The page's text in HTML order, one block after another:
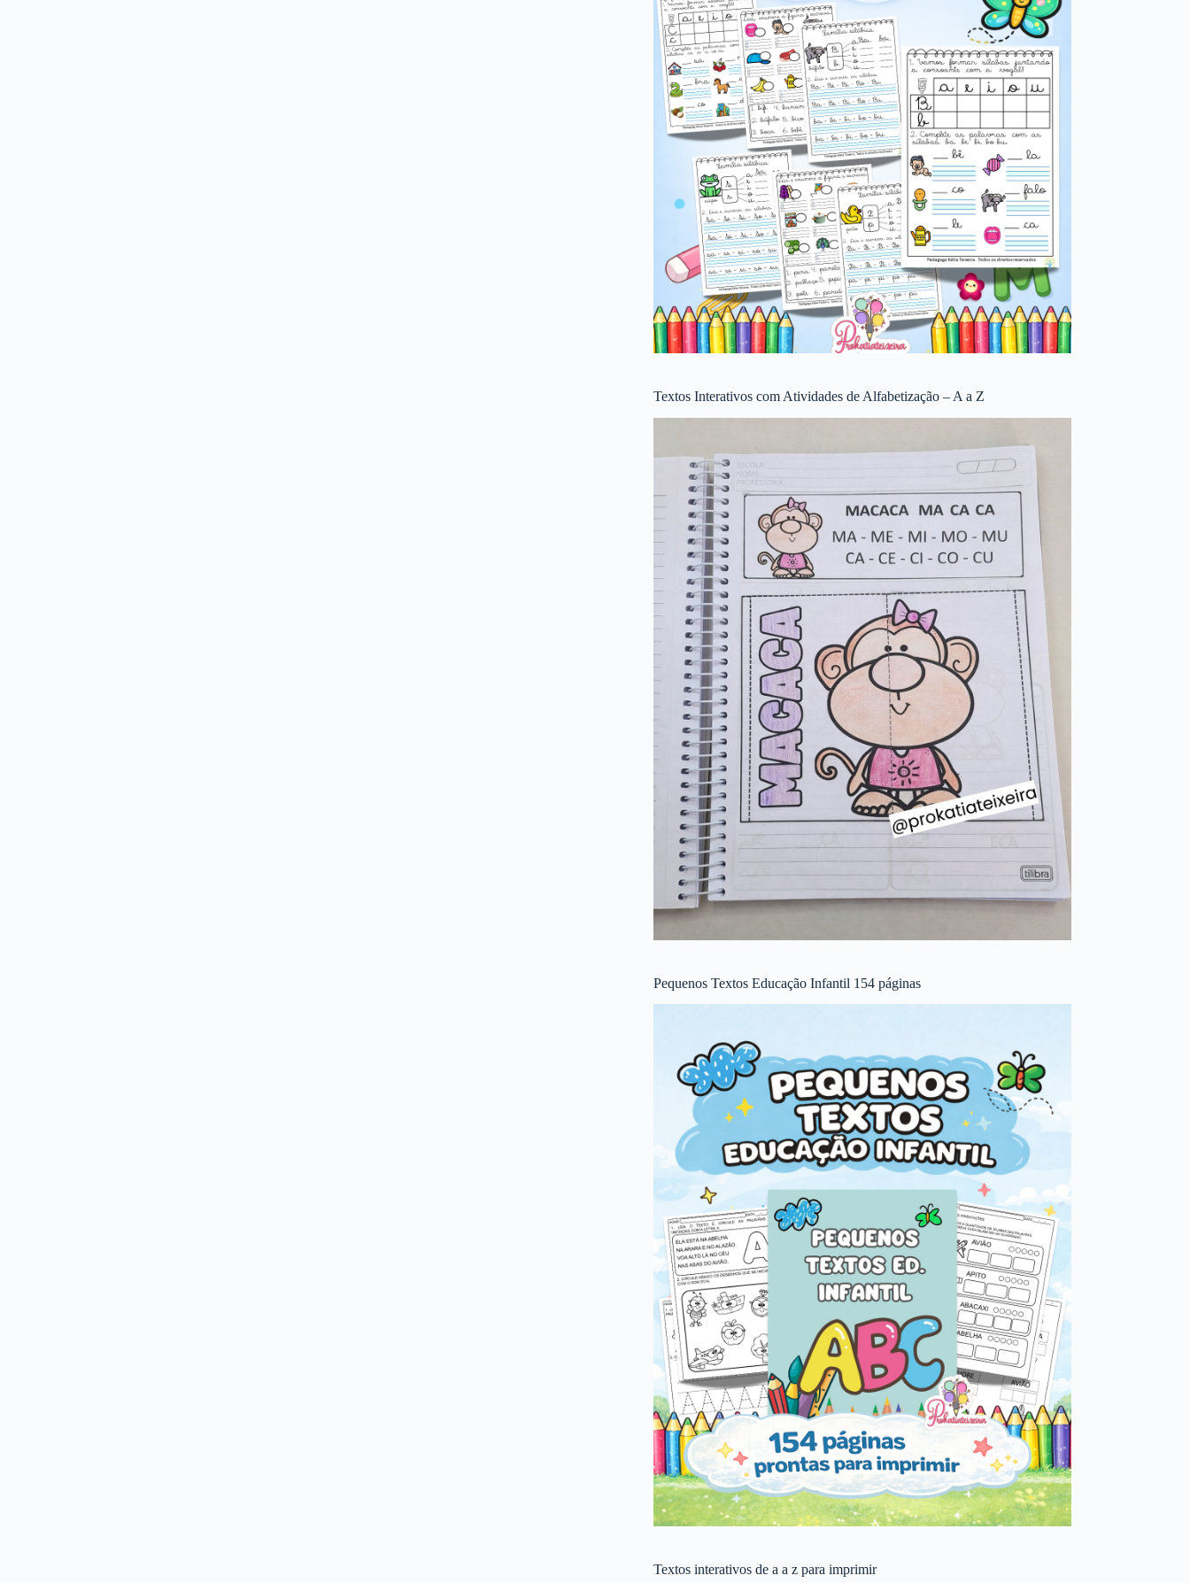
Textos Interativos com Atividades de Alfabetização – A a Z
Pequenos Textos Educação Infantil 154 páginas
Textos interativos de a a z para imprimir